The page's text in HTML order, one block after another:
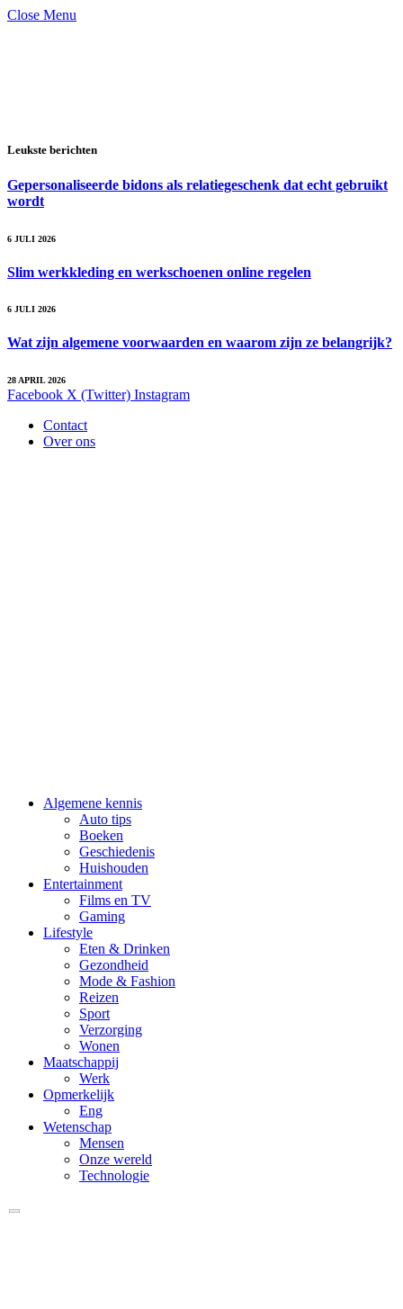
Close Menu
Leukste berichten
Gepersonaliseerde bidons als relatiegeschenk dat echt gebruikt
wordt
6 JULI 2026
Slim werkkleding en werkschoenen online regelen
6 JULI 2026
Wat zijn algemene voorwaarden en waarom zijn ze belangrijk?
28 APRIL 2026
Facebook X (Twitter) Instagram
Contact
Over ons
Algemene kennis
Auto tips
Boeken
Geschiedenis
Huishouden
Entertainment
Films en TV
Gaming
Lifestyle
Eten & Drinken
Gezondheid
Mode & Fashion
Reizen
Sport
Verzorging
Wonen
Maatschappij
Werk
Opmerkelijk
Eng
Wetenschap
Mensen
Onze wereld
Technologie